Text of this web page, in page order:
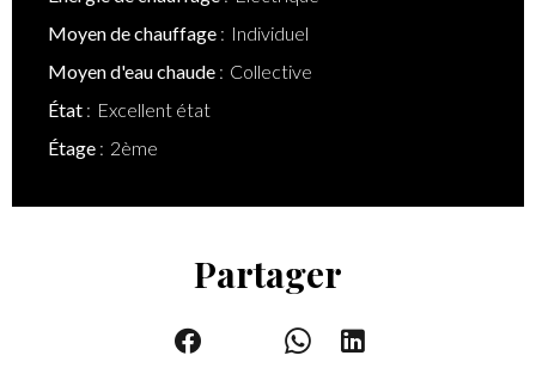
Moyen de chauffage
Individuel
Moyen d'eau chaude
Collective
État
Excellent état
Étage
2ème
Partager